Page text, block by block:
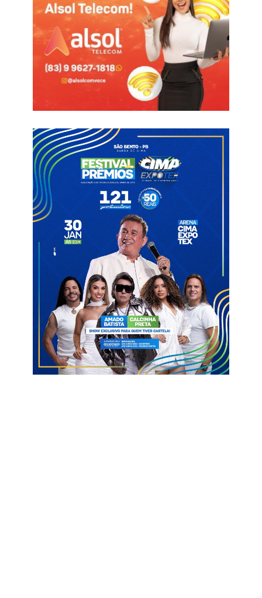
Marizão.
— Sabemos que precisamos de pontos fora de casa, algo que
ainda não conseguimos. Estou trabalhando para que esse
primeiro gol saia logo, mas o mais importante é ajudar a equipe
a somar pontos e seguir viva na competição — afirmou Luis
com seis pontos. O próximo duelo é justamente contra o
Laguna, adversário que foi derrotado pelo Dino no último fim
de semana. Ou seja, é manter a pegada para tentar novamente
superar a equipe potiguar.
— Estamos nos preparando da melhor forma possível. Vamos
enfrentar novamente o Laguna, agora na casa deles, em Natal.
Esperamos conquistar um resultado positivo para dar
sequência às vitórias na competição — completou o atacante.
Luis Henrique já marcou quatro gols na temporada e era um
dos destaques do Sousa no Campeonato Paraibano até sofrer
uma lesão séria. Ele retorno para a grande final, mas ainda vem
recuperando a melhor forma.
A última vez que o camisa 11 do Dino marcou foi na Copa do
Nordeste, contra a Juazeirense. Desde então, ele ainda busca